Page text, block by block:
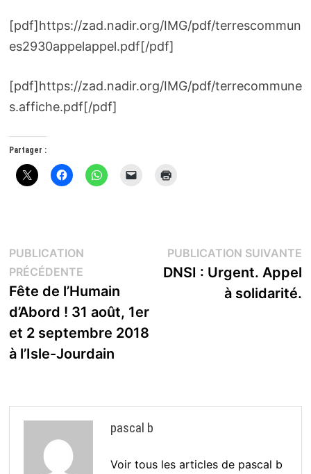
[pdf]https://zad.nadir.org/IMG/pdf/terrescommun
es2930appelappel.pdf[/pdf]
[pdf]https://zad.nadir.org/IMG/pdf/terrecommune
s.affiche.pdf[/pdf]
Partager :
Navigation
de
l’article
PUBLICATION
PRÉCÉDENTEPublication
précédente :
Fête de l’Humain
d’Abord ! 31 août, 1er
et 2 septembre 2018
à l’Isle-Jourdain
PUBLICATION SUIVANTE
DNSI : Urgent. Appel
à solidarité.
pascal b
Voir tous les articles de pascal b